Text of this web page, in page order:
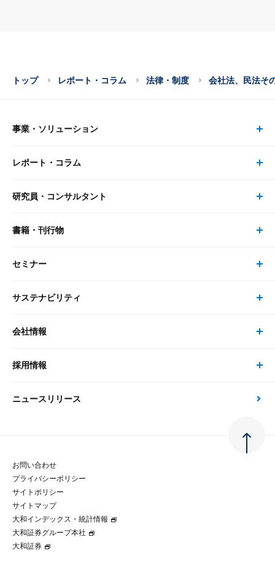
トップ レポート・コラム 法律・制度 会社法、民法そ
事業・ソリューション
事業・ソリューション トップ
リサーチ
大和総研の強み
先端テクノロジーに基づく新たな価値の創出
レポート・コラム
レポート・コラム トップ
最新のレポート・コラム
政策分析
金融経済教育等
コラム
研究員・コンサルタント
研究員・コンサルタント トップ
研究員
書籍・刊行物
書籍・刊行物 トップ
書籍
セミナー
セミナー トップ
現在受付中のセミナー・イベント
サステナビリティ
サステナビリティの取り組み
次世代社会への貢献
マルチステークホルダー方針
パートナーシップ構築宣言
会社情報
会社情報 トップ
会社概要・役員一覧
大和総研の歩み
グループ会社
採用情報
採用情報 トップ
経験者採用
ニュースリリース
お問い合わせ
プライバシーポリシー
サイトポリシー
サイトマップ
大和インデックス・統計情報
大和証券グループ本社
大和証券